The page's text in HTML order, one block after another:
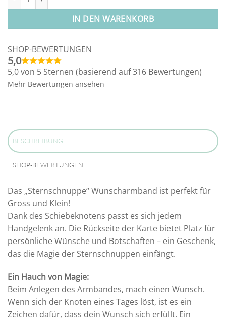
IN DEN WARENKORB
SHOP-BEWERTUNGEN
5,0
5,0 von 5 Sternen (basierend auf 316 Bewertungen)
Mehr Bewertungen ansehen
BESCHREIBUNG
SHOP-BEWERTUNGEN
Das „Sternschnuppe“ Wunscharmband ist perfekt für
Gross und Klein!
Dank des Schiebeknotens passt es sich jedem
Handgelenk an. Die Rückseite der Karte bietet Platz für
persönliche Wünsche und Botschaften – ein Geschenk,
das die Magie der Sternschnuppen einfängt.
Ein Hauch von Magie:
Beim Anlegen des Armbandes, mach einen Wunsch.
Wenn sich der Knoten eines Tages löst, ist es ein
Zeichen dafür, dass dein Wunsch sich erfüllt. Ein